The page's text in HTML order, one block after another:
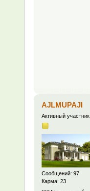
AJLMUPAJI
Активный участник
Сообщений: 97
Карма: 23